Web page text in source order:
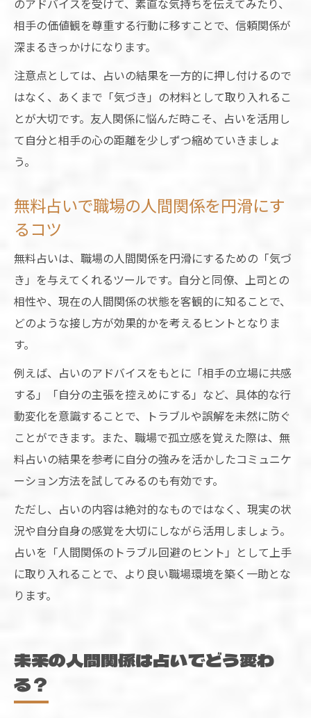
のアドバイスを受けて、素直な気持ちを伝えてみたり、
相手の価値観を尊重する行動に移すことで、信頼関係が
深まるきっかけになります。
注意点としては、占いの結果を一方的に押し付けるので
はなく、あくまで「気づき」の材料として取り入れるこ
とが大切です。友人関係に悩んだ時こそ、占いを活用し
て自分と相手の心の距離を少しずつ縮めていきましょ
う。
無料占いで職場の人間関係を円滑にす
るコツ
無料占いは、職場の人間関係を円滑にするための「気づ
き」を与えてくれるツールです。自分と同僚、上司との
相性や、現在の人間関係の状態を客観的に知ることで、
どのような接し方が効果的かを考えるヒントとなりま
す。
例えば、占いのアドバイスをもとに「相手の立場に共感
する」「自分の主張を控えめにする」など、具体的な行
動変化を意識することで、トラブルや誤解を未然に防ぐ
ことができます。また、職場で孤立感を覚えた際は、無
料占いの結果を参考に自分の強みを活かしたコミュニケ
ーション方法を試してみるのも有効です。
ただし、占いの内容は絶対的なものではなく、現実の状
況や自分自身の感覚を大切にしながら活用しましょう。
占いを「人間関係のトラブル回避のヒント」として上手
に取り入れることで、より良い職場環境を築く一助とな
ります。
未来の人間関係は占いでどう変わ
る？